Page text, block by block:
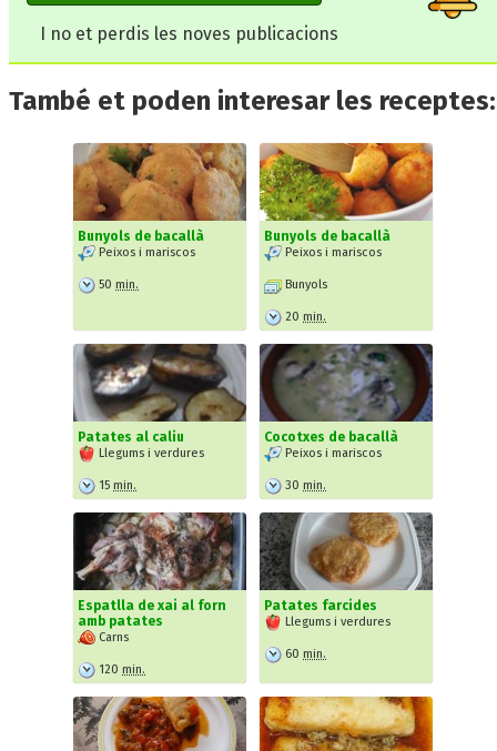
I no et perdis les noves publicacions
També et poden interesar les receptes:
Bunyols de bacallà
Peixos i mariscos
50 min.
Bunyols de bacallà
Peixos i mariscos
Bunyols
20 min.
Patates al caliu
Llegums i verdures
15 min.
Cocotxes de bacallà
Peixos i mariscos
30 min.
Espatlla de xai al forn
amb patates
Carns
120 min.
Patates farcides
Llegums i verdures
60 min.